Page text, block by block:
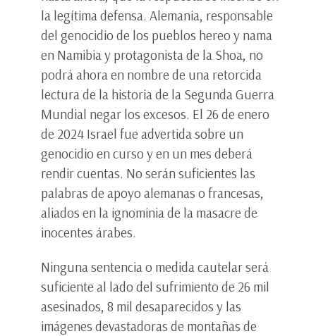
la legítima defensa. Alemania, responsable
del genocidio de los pueblos hereo y nama
en Namibia y protagonista de la Shoa, no
podrá ahora en nombre de una retorcida
lectura de la historia de la Segunda Guerra
Mundial negar los excesos. El 26 de enero
de 2024 Israel fue advertida sobre un
genocidio en curso y en un mes deberá
rendir cuentas. No serán suficientes las
palabras de apoyo alemanas o francesas,
aliados en la ignominia de la masacre de
inocentes árabes.
Ninguna sentencia o medida cautelar será
suficiente al lado del sufrimiento de 26 mil
asesinados, 8 mil desaparecidos y las
imágenes devastadoras de montañas de